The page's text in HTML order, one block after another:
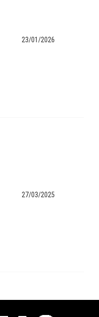
23/01/2026
27/03/2025